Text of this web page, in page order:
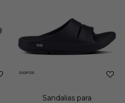
Sandalias para